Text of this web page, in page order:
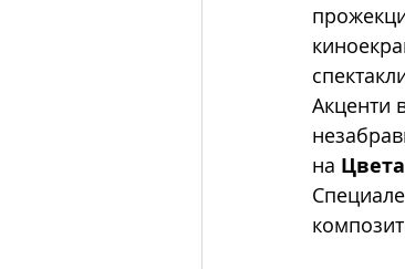
Акценти
на